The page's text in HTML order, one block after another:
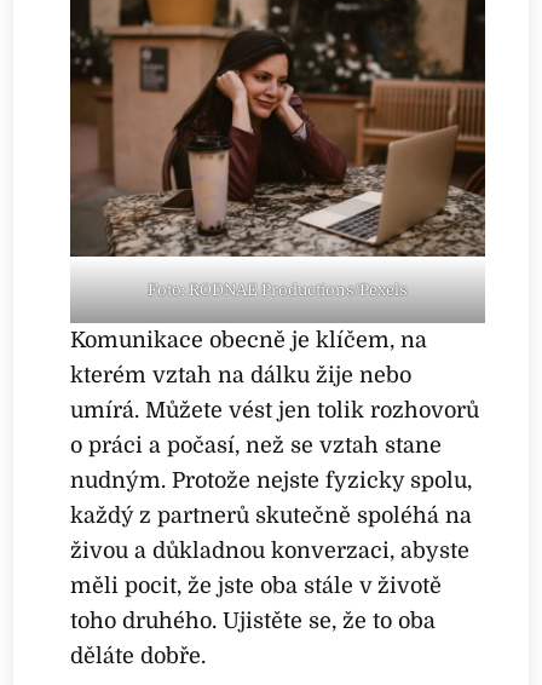
Foto: RODNAE Productions/Pexels
Komunikace obecně je klíčem, na
kterém vztah na dálku žije nebo
umírá. Můžete vést jen tolik rozhovorů
o práci a počasí, než se vztah stane
nudným. Protože nejste fyzicky spolu,
každý z partnerů skutečně spoléhá na
živou a důkladnou konverzaci, abyste
měli pocit, že jste oba stále v životě
toho druhého. Ujistěte se, že to oba
děláte dobře.